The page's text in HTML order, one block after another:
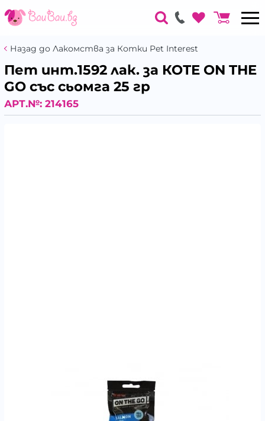
Назад до Лакомства за Котки Pet Interest
Пет инт.1592 лак. за КОТЕ ON THE
GO със сьомга 25 гр
АРТ.№: 214165